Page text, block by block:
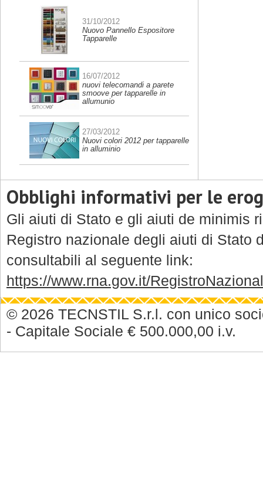
31/10/2012
Nuovo Pannello Espositore
Tapparelle
16/07/2012
nuovi telecomandi a parete
smoove per tapparelle in
allumunio
27/03/2012
Nuovi colori 2012 per tapparelle
in alluminio
Obblighi informativi per le
Gli aiuti di Stato e gli aiuti de minimis
Registro nazionale degli aiuti di Stato
consultabili al seguente link:
https://www.rna.gov.it/
© 2026 TECNSTIL S.r.l. con unico
- Capitale Sociale € 500.000,00 i.v.